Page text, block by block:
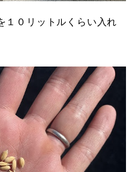
１０リットルくらい入れ